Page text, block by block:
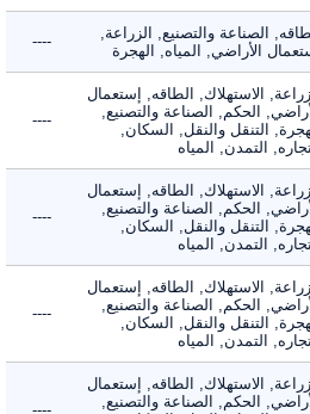
الصناعة والتصنيع, الزراعة,
الأراضي, المياه, الهجرة
----
الاستهلاك, الطاقه, إستعمال
الحكم, الصناعة والتصنيع,
التنقل والنقل, السكان,
التمدن, المياه
----
الاستهلاك, الطاقه, إستعمال
الحكم, الصناعة والتصنيع,
التنقل والنقل, السكان,
التمدن, المياه
----
الاستهلاك, الطاقه, إستعمال
الحكم, الصناعة والتصنيع,
التنقل والنقل, السكان,
التمدن, المياه
----
الاستهلاك, الطاقه, إستعمال
الحكم, الصناعة والتصنيع,
----